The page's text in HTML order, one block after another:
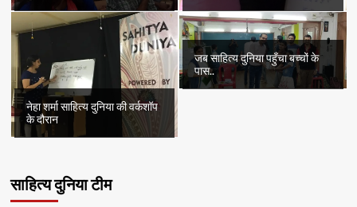
नेहा शर्मा साहित्य दुनिया की वर्कशॉप
के दौरान
जब साहित्य दुनिया पहुँचा बच्चों के
पास..
साहित्य दुनिया टीम